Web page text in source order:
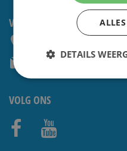
VRAGEN? NEEM CONTACT
VOLG ONS
DETAILS